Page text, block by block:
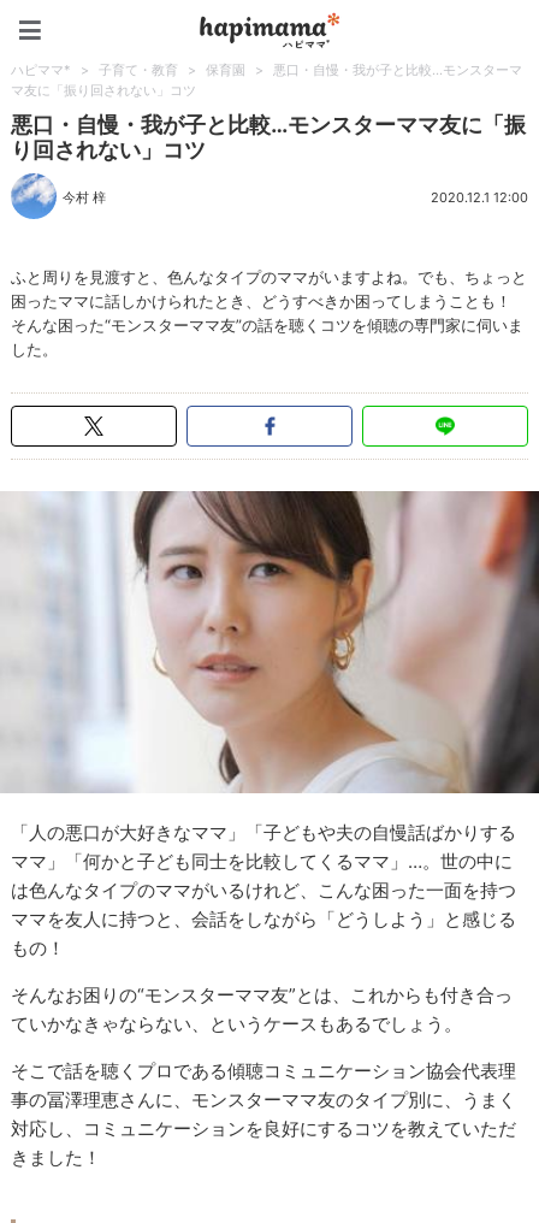
ハピママ* > 子育て・教育 > 保育園 >
悪口・自慢・我が子と比較…モンスターマ
マ友に「振り回されない」コツ
悪口・自慢・我が子と比較…モンスターママ友に「振
り回されない」コツ
今村 梓 2020.12.1 12:00
ふと周りを見渡すと、色んなタイプのママがいますよね。でも、ちょっと
困ったママに話しかけられたとき、どうすべきか困ってしまうことも！
そんな困った“モンスターママ友”の話を聴くコツを傾聴の専門家に伺いま
した。
「人の悪口が大好きなママ」「子どもや夫の自慢話ばかりする
ママ」「何かと子ども同士を比較してくるママ」…。世の中に
は色んなタイプのママがいるけれど、こんな困った一面を持つ
ママを友人に持つと、会話をしながら「どうしよう」と感じる
もの！
そんなお困りの“モンスターママ友”とは、これからも付き合っ
ていかなきゃならない、というケースもあるでしょう。
そこで話を聴くプロである傾聴コミュニケーション協会代表理
事の冨澤理恵さんに、モンスターママ友のタイプ別に、うまく
対応し、コミュニケーションを良好にするコツを教えていただ
きました！